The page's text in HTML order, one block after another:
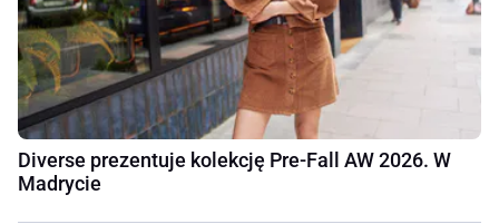
Diverse prezentuje kolekcję Pre-Fall AW 2026. W
Madrycie